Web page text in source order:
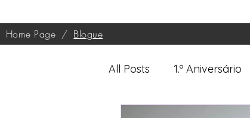
Home Page / Blogue
All Posts 1.º Aniversário